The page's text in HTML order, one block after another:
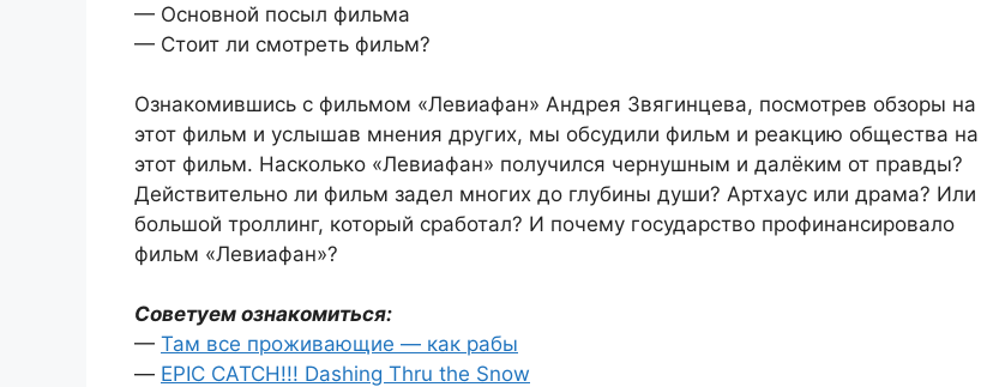
— Основной посыл фильма
— Стоит ли смотреть фильм?
Ознакомившись с фильмом «Левиафан» Андрея Звягинцева, посмотрев обзоры на
этот фильм и услышав мнения других, мы обсудили фильм и реакцию общества на
этот фильм. Насколько «Левиафан» получился чернушным и далёким от правды?
Действительно ли фильм задел многих до глубины души? Артхаус или драма? Или
большой троллинг, который сработал? И почему государство профинансировало
фильм «Левиафан»?
Советуем ознакомиться:
— Там все проживающие — как рабы
— EPIC CATCH!!! Dashing Thru the Snow